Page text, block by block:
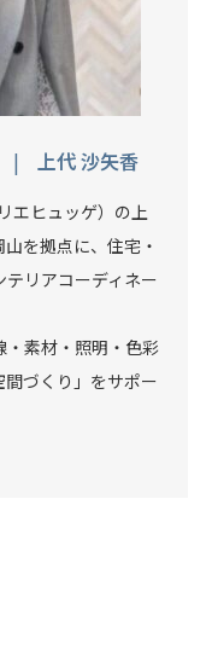
| 上代 沙矢香
エヒュッゲ）の上
を拠点に、住宅・
リアコーディネー
素材・照明・色彩
づくり」をサポー